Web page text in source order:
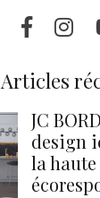
Articles
JC
design
la